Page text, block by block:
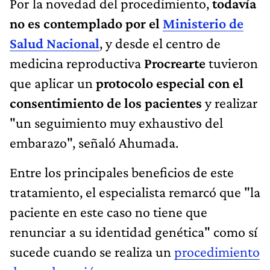
Por la novedad del procedimiento,todavía
no es contemplado por el Ministerio de
Salud Nacional, y desde el centro de
medicina reproductiva Procreartetuvieron
que aplicar un protocolo especial con el
consentimiento de los pacientes y realizar
"un seguimiento muy exhaustivo del
embarazo", señaló Ahumada.
Entre los principales beneficios de este
tratamiento, el especialista remarcó que "la
paciente en este caso no tiene que
renunciar a su identidad genética" como sí
sucede cuando se realiza un procedimiento